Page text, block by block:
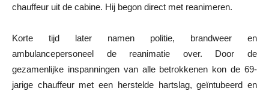
chauffeur uit de cabine. Hij begon direct met reanimeren.
Korte tijd later namen politie, brandweer en
ambulancepersoneel de reanimatie over. Door de
gezamenlijke inspanningen van alle betrokkenen kon de 69-
jarige chauffeur met een herstelde hartslag, geïntubeerd en